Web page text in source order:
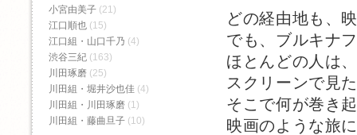
どの経由地も、
でも、ブルキナ
ほとんどの人は
スクリーンで見
そこで何が巻き
映画のような旅
小宮由美子 (21)
江口順也 (15)
江口組・山口千乃 (4)
渋谷三紀 (163)
川田琢磨 (25)
川田組・堀井沙也佳 (4)
川田組・川田琢磨 (1)
川田組・藤曲旦子 (10)